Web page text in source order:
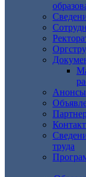
Анонсы
труда